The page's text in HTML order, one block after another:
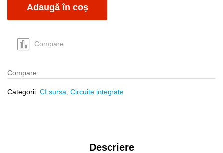
Adaugă în coș
Compare
Compare
Categorii: CI sursa Circuite integrate
Descriere